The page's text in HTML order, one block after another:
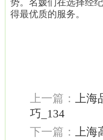
势。名媛们在选择经
得最优质的服务。
上一篇：
上
巧_134
下一篇：
上